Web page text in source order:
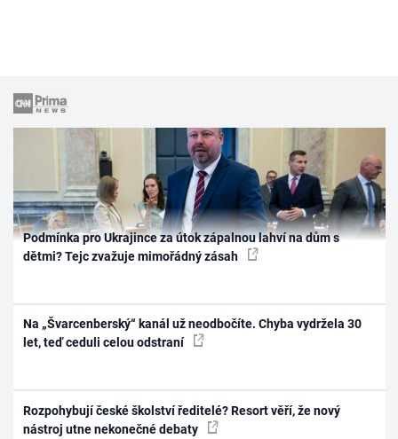
Podmínka pro Ukrajince za útok zápalnou lahví na dům s
dětmi? Tejc zvažuje mimořádný zásah
Na „Švarcenberský“ kanál už neodbočíte. Chyba vydržela 30
let, teď ceduli celou odstraní
Rozpohybují české školství ředitelé? Resort věří, že nový
nástroj utne nekonečné debaty